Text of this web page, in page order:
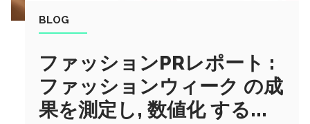
BLOG
ファッションPRレポート :
ファッションウィーク の成
果を測定し, 数値化 する...